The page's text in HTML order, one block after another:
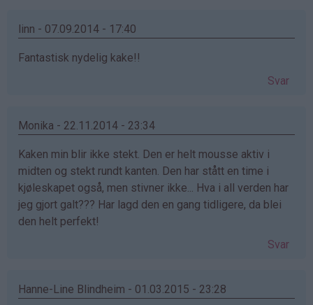
linn - 07.09.2014 - 17:40
Fantastisk nydelig kake!!
Svar
Monika - 22.11.2014 - 23:34
Kaken min blir ikke stekt. Den er helt mousse aktiv i
midten og stekt rundt kanten. Den har stått en time i
kjøleskapet også, men stivner ikke... Hva i all verden har
jeg gjort galt??? Har lagd den en gang tidligere, da blei
den helt perfekt!
Svar
Hanne-Line Blindheim - 01.03.2015 - 23:28